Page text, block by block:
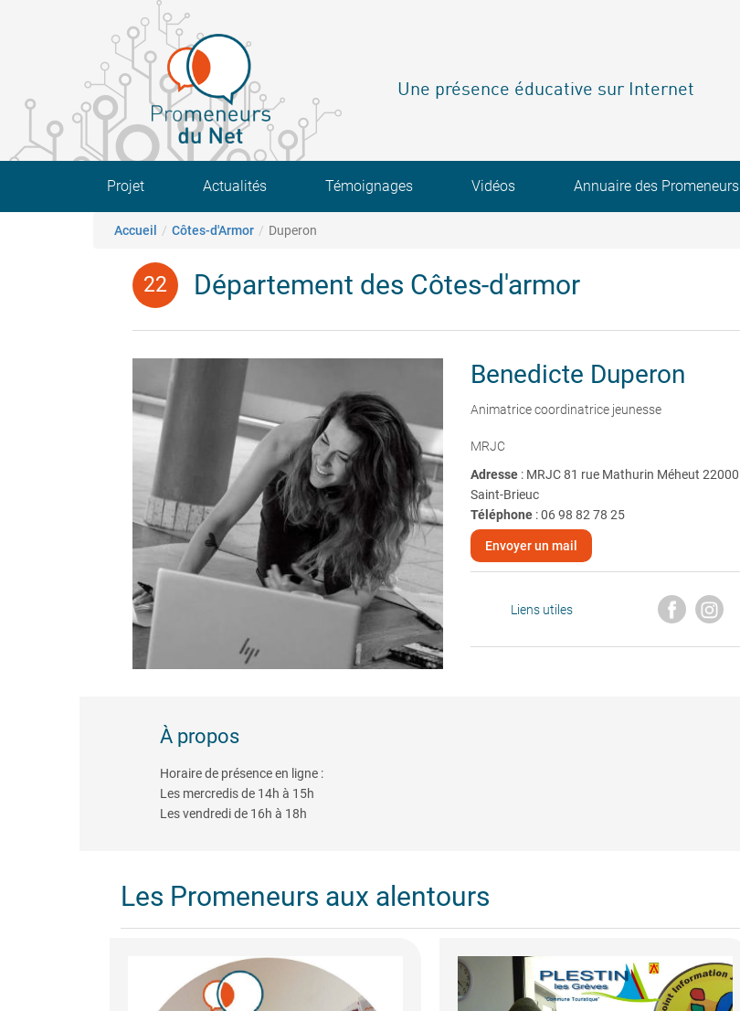
Une présence éducative sur Internet
Main navigation
Projet Actualités Témoignages Vidéos Annuaire des Promeneurs
Fil d'Ariane
Accueil Côtes-d'Armor Duperon
Département des Côtes-d'armor
Benedicte Duperon
Animatrice coordinatrice jeunesse
MRJC
Adresse : MRJC 81 rue Mathurin Méheut 22000
Saint-Brieuc
Téléphone:06 98 82 78 25
Envoyer un mail
Liens utiles
À propos
Horaire de présence en ligne :
Les mercredis de 14h à 15h
Les vendredi de 16h à 18h
Les Promeneurs aux alentours